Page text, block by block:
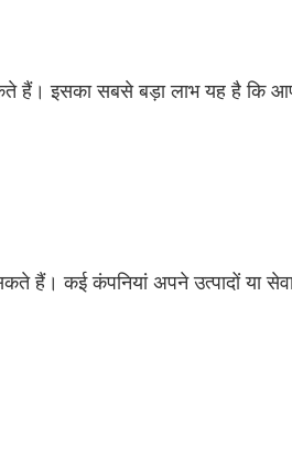
हैं। इसका सबसे बड़ा लाभ यह है कि
हैं। कई कंपनियां अपने उत्पादों या